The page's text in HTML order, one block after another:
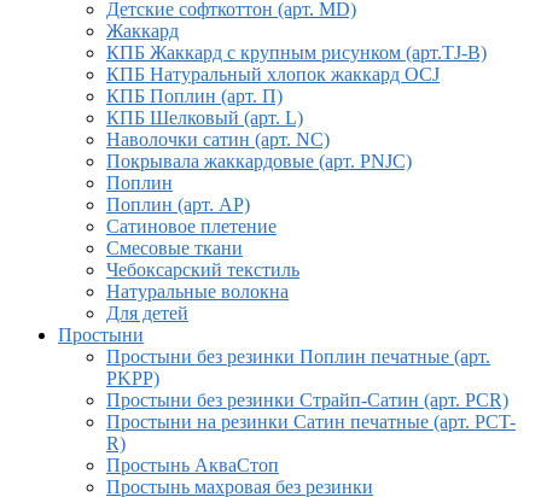
Детские софткоттон (арт. MD)
Жаккард
КПБ Жаккард с крупным рисунком (арт.TJ-B)
КПБ Натуральный хлопок жаккард OCJ
КПБ Поплин (арт. П)
КПБ Шелковый (арт. L)
Наволочки сатин (арт. NC)
Покрывала жаккардовые (арт. PNJC)
Поплин
Поплин (арт. AP)
Сатиновое плетение
Смесовые ткани
Чебоксарский текстиль
Натуральные волокна
Для детей
Простыни
Простыни без резинки Поплин печатные (арт.
PKPP)
Простыни без резинки Страйп-Сатин (арт. PCR)
Простыни на резинки Сатин печатные (арт. PCT-
R)
Простынь АкваСтоп
Простынь махровая без резинки